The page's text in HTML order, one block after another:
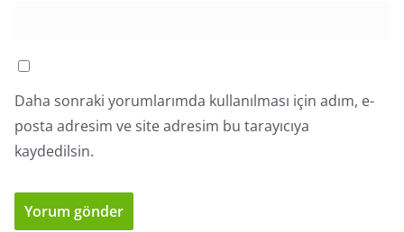
Daha sonraki yorumlarımda kullanılması için adım, e-
posta adresim ve site adresim bu tarayıcıya
kaydedilsin.